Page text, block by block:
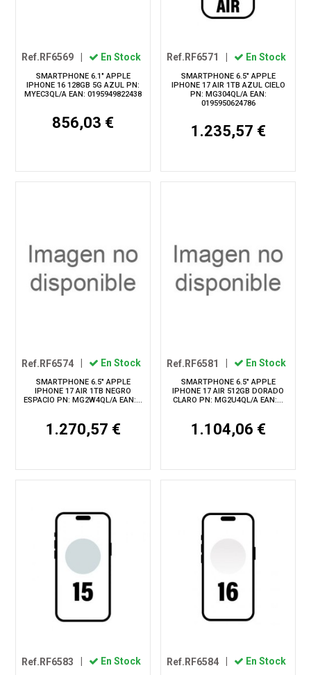
Ref.RF6569 En Stock
SMARTPHONE 6.1" APPLE
IPHONE 16 128GB 5G AZUL PN:
MYEC3QL/A EAN: 0195949822438
856,03 €
Ref.RF6571 En Stock
SMARTPHONE 6.5" APPLE
IPHONE 17 AIR 1TB AZUL CIELO
PN: MG304QL/A EAN:
0195950624786
1.235,57 €
Ref.RF6574 En Stock
SMARTPHONE 6.5" APPLE
IPHONE 17 AIR 1TB NEGRO
ESPACIO PN: MG2W4QL/A EAN:...
1.270,57 €
Ref.RF6581 En Stock
SMARTPHONE 6.5" APPLE
IPHONE 17 AIR 512GB DORADO
CLARO PN: MG2U4QL/A EAN:...
1.104,06 €
Ref.RF6583 En Stock Ref.RF6584 En Stock